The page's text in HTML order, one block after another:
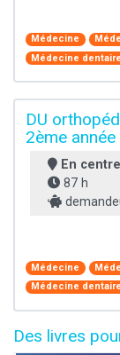
Médecine
Médecine dentaire
DU
2ème année
En centre
87 h
Médecine
Médecine dentaire
Des livres